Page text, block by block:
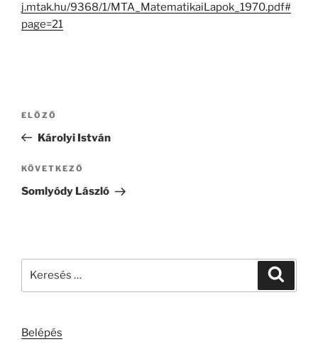
j.mtak.hu/9368/1/MTA_MatematikaiLapok_1970.pdf#
page=21
Bejegyzés
Korábbi
bejegyzés
ELŐZŐ
Károlyi István
Következő
bejegyzés
KÖVETKEZŐ
Somlyódy László
Belépés